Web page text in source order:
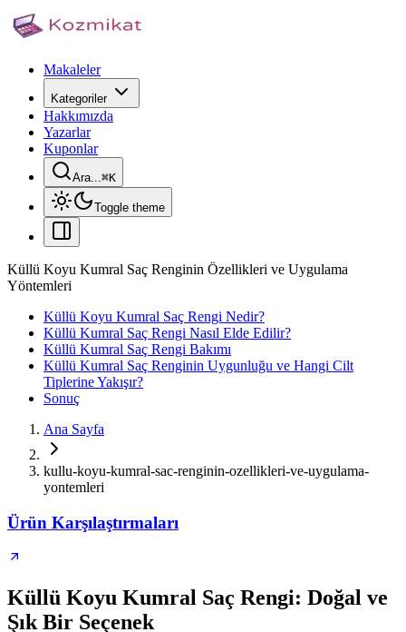
Makaleler
Kategoriler
Hakkımızda
Yazarlar
Kuponlar
Ara...⌘K
Toggle theme
Küllü Koyu Kumral Saç Renginin Özellikleri ve Uygulama
Yöntemleri
Küllü Koyu Kumral Saç Rengi Nedir?
Küllü Kumral Saç Rengi Nasıl Elde Edilir?
Küllü Kumral Saç Rengi Bakımı
Küllü Kumral Saç Renginin Uygunluğu ve Hangi Cilt
Tiplerine Yakışır?
Sonuç
Ana Sayfa
kullu-koyu-kumral-sac-renginin-ozellikleri-ve-uygulama-
yontemleri
Ürün Karşılaştırmaları
Küllü Koyu Kumral Saç Rengi: Doğal ve
Şık Bir Seçenek